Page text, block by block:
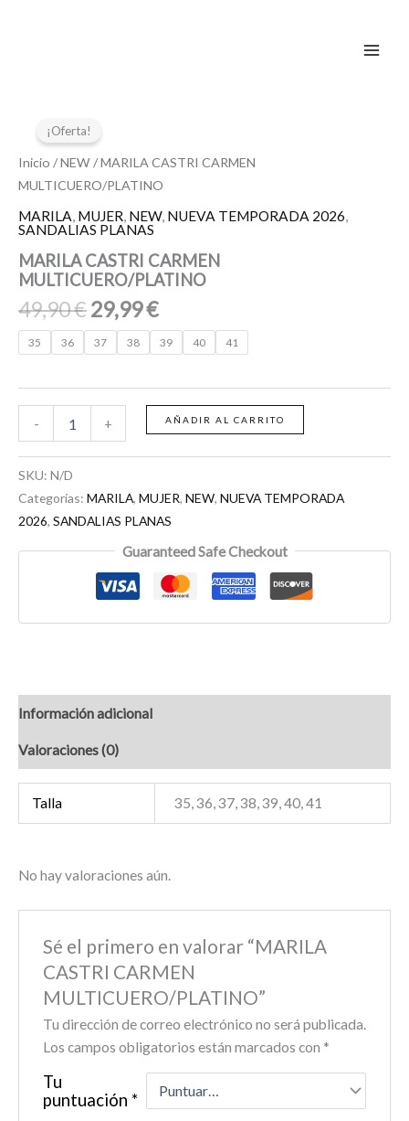
¡Oferta!
Inicio /NEW/ MARILA CASTRI CARMEN
MULTICUERO/PLATINO
MARILA, MUJER, NEW, NUEVA TEMPORADA 2026,
SANDALIAS PLANAS
MARILA CASTRI CARMEN
MULTICUERO/PLATINO
49,90€
original
era:
29,99€
actual
es:
35 36 37 38 39 40 41
-
CASTRI
CARMEN
MULTICUERO/PLATINO
cantidad
+ AÑADIR AL CARRITO
SKU: N/D
Categorías: MARILA, MUJER, NEW, NUEVA TEMPORADA
2026, SANDALIAS PLANAS
Guaranteed Safe Checkout
Información adicional
Valoraciones (0)
Talla 35, 36, 37, 38, 39, 40, 41
No hay valoraciones aún.
Sé el primero en valorar “MARILA
CASTRI CARMEN
MULTICUERO/PLATINO”
Tu dirección de correo electrónico no será publicada.
Los campos obligatorios están marcados con *
Tu
puntuación *